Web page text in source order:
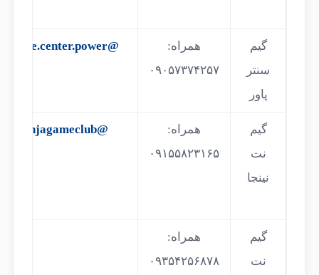
گیم
سنتر
پاور
همراه:
۰۹۰۵۷۳۷۴۲۵۷
@game.center.power
گیم
نت
نینجا
همراه:
۰۹۱۵۵۸۲۳۱۶۵
@ninjagameclub
گیم
نت
همراه:
۰۹۳۵۴۲۵۶۸۷۸